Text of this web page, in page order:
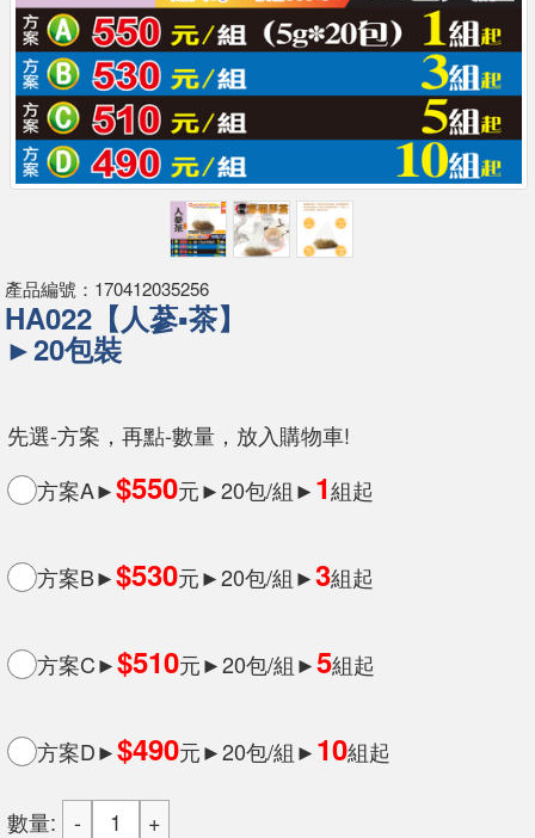
產品編號：170412035256
HA022【人蔘▪茶】
►20包裝
先選-方案，再點-數量，放入購物車!
方案A►$550元►20包/組►1組起
方案B►$530元►20包/組►3組起
方案C►$510元►20包/組►5組起
方案D►$490元►20包/組►10組起
數量: